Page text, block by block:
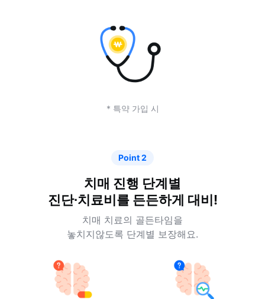
* 특약 가입 시
Point 2
치매 진행 단계별
진단∙치료비를 든든하게 대비!
치매 치료의 골든타임을
놓치지않도록 단계별 보장해요.